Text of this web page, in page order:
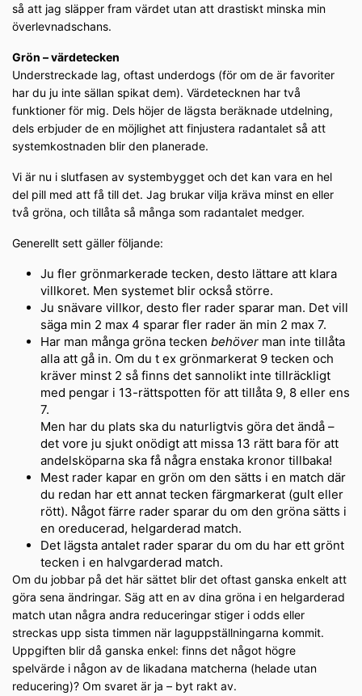
så att jag släpper fram värdet utan att drastiskt minska min
överlevnadschans.
Grön – värdetecken
Understreckade lag, oftast underdogs (för om de är favoriter
har du ju inte sällan spikat dem). Värdetecknen har två
funktioner för mig. Dels höjer de lägsta beräknade utdelning,
dels erbjuder de en möjlighet att finjustera radantalet så att
systemkostnaden blir den planerade.
Vi är nu i slutfasen av systembygget och det kan vara en hel
del pill med att få till det. Jag brukar vilja kräva minst en eller
två gröna, och tillåta så många som radantalet medger.
Generellt sett gäller följande:
Ju fler grönmarkerade tecken, desto lättare att klara
villkoret. Men systemet blir också större.
Ju snävare villkor, desto fler rader sparar man. Det vill
säga min 2 max 4 sparar fler rader än min 2 max 7.
Har man många gröna tecken behöver man inte tillåta
alla att gå in. Om du t ex grönmarkerat 9 tecken och
kräver minst 2 så finns det sannolikt inte tillräckligt
med pengar i 13-rättspotten för att tillåta 9, 8 eller ens
7.
Men har du plats ska du naturligtvis göra det ändå –
det vore ju sjukt onödigt att missa 13 rätt bara för att
andelsköparna ska få några enstaka kronor tillbaka!
Mest rader kapar en grön om den sätts i en match där
du redan har ett annat tecken färgmarkerat (gult eller
rött). Något färre rader sparar du om den gröna sätts i
en oreducerad, helgarderad match.
Det lägsta antalet rader sparar du om du har ett grönt
tecken i en halvgarderad match.
Om du jobbar på det här sättet blir det oftast ganska enkelt att
göra sena ändringar. Säg att en av dina gröna i en helgarderad
match utan några andra reduceringar stiger i odds eller
streckas upp sista timmen när laguppställningarna kommit.
Uppgiften blir då ganska enkel: finns det något högre
spelvärde i någon av de likadana matcherna (helade utan
reducering)? Om svaret är ja – byt rakt av.